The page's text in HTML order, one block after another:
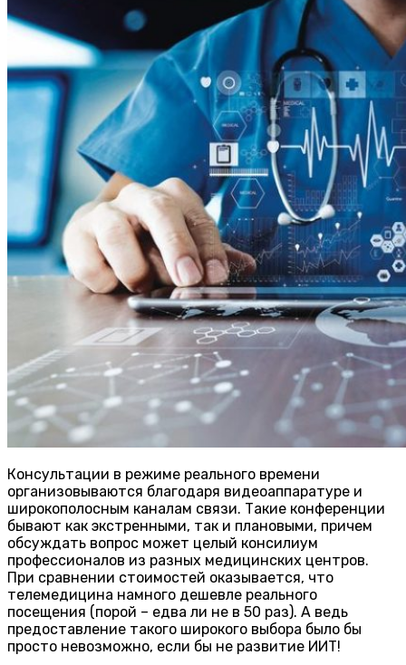
Консультации в режиме реального времени
организовываются благодаря видеоаппаратуре и
широкополосным каналам связи. Такие конференции
бывают как экстренными, так и плановыми, причем
обсуждать вопрос может целый консилиум
профессионалов из разных медицинских центров.
При сравнении стоимостей оказывается, что
телемедицина намного дешевле реального
посещения (порой – едва ли не в 50 раз). А ведь
предоставление такого широкого выбора было бы
просто невозможно, если бы не развитие ИИТ!